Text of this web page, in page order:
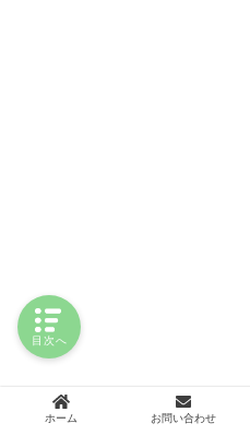
ホーム お問い合わせ
目次へ